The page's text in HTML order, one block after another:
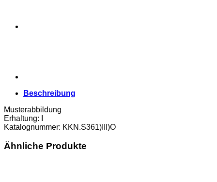
,Rs.mit
Erh.
Menge
Beschreibung
Musterabbildung
Erhaltung: I
Katalognummer: KKN.S361)III)O
Ähnliche Produkte